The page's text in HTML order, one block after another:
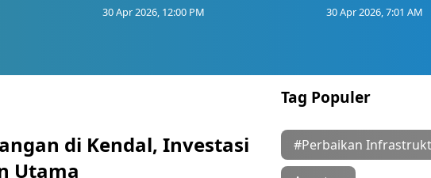
30 Apr 2026, 12:00 PM 30 Apr 2026, 7:01 AM
di Kendal, Investasi
Utama
Tag Populer
#Perbaikan